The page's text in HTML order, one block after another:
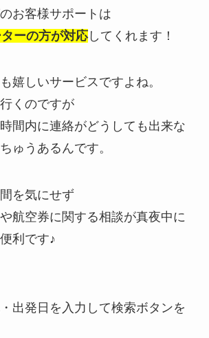
お客様サポートは
ーの方が対応してくれます！
嬉しいサービスですよね。
くのですが
間内に連絡がどうしても出来な
ゅうあるんです。
を気にせず
航空券に関する相談が真夜中に
利です♪
出発日を入力して検索ボタンを